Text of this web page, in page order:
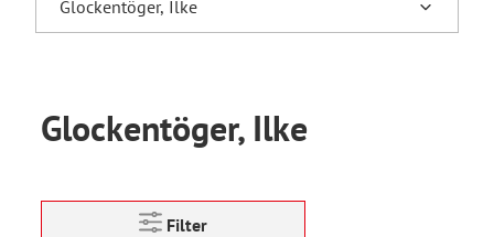
Glockentöger, Ilke
Filter